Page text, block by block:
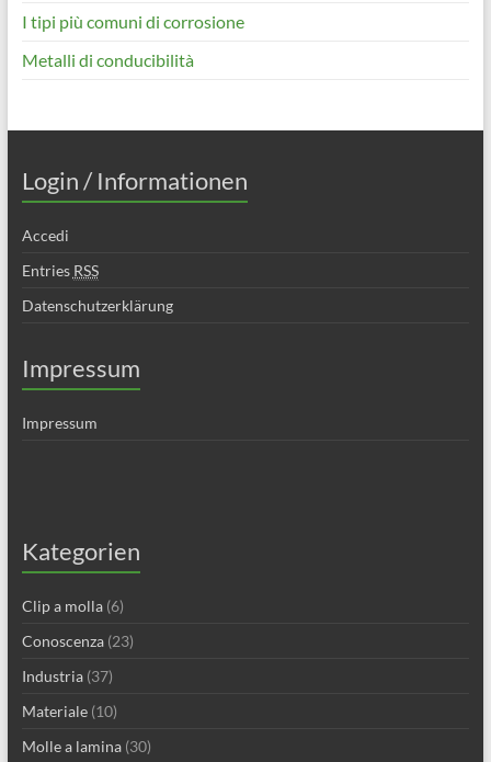
I tipi più comuni di corrosione
Metalli di conducibilità
Login / Informationen
Accedi
Entries RSS
Datenschutzerklärung
Impressum
Impressum
Kategorien
Clip a molla(6)
Conoscenza(23)
Industria(37)
Materiale(10)
Molle a lamina(30)